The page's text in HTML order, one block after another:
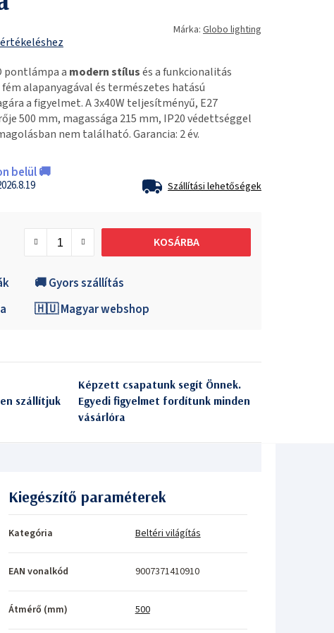
Márka: Globo lighting
pontlámpa a modern stílusés a funkcionalitás
alapanyagával és természetes hatású
a figyelmet. A 3x40W teljesítményű, E27
500 mm, magassága 215 mm, IP20 védettséggel
nem található. Garancia: 2 év.
belül 🚚
Szállítási lehetőségek
KOSÁRBA
🚚 Gyors szállítás
🇭🇺 Magyar webshop
szállítjuk
Képzett csapatunk segít Önnek.
Egyedi figyelmet fordítunk minden
vásárlóra
Kiegészítő paraméterek
Kategória Beltéri világítás
EAN vonalkód 9007371410910
Átmérő (mm) 500